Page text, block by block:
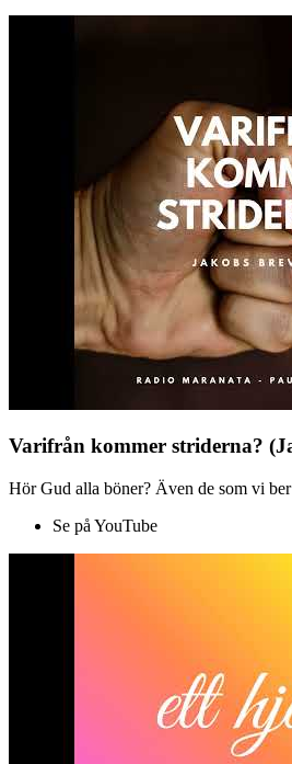
Varifrån kommer striderna?
Hör Gud alla böner? Även de som vi
Se på YouTube